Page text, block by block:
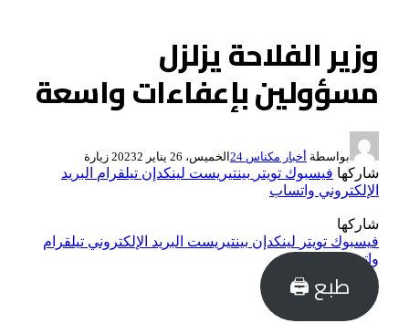
وزير الفلاحة يزلزل
مسؤولين بإعفاءات واسعة
بواسطة أخبار مكناس 24 الخميس، 26 يناير 2023 2 زيارة
شاركها فيسبوك تويتر بينتيريست لينكدإن تيلقرام البريد
الإلكتروني واتساب
شاركها
فيسبوك تويتر لينكدإن بينتيريست البريد الإلكتروني تيلقرام
واتساب
طبع 🖨